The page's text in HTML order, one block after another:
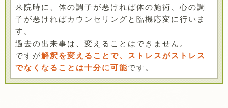
来院時に、体の調子が悪ければ体の施術、心の調
子が悪ければカウンセリングと臨機応変に行いま
す。
過去の出来事は、変えることはできません。
ですが解釈を変えることで、ストレスがストレス
でなくなることは十分に可能です。